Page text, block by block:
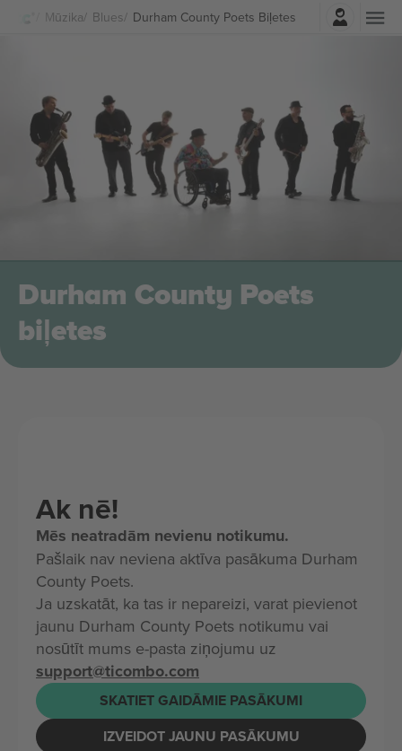
Mūzika Blues Durham County Poets Biļetes
Pierakstīties
Durham County Poets
biļetes
Ak nē!
Mēs neatradām nevienu notikumu.
Pašlaik nav neviena aktīva pasākuma Durham
County Poets.
Ja uzskatāt, ka tas ir nepareizi, varat pievienot
jaunu Durham County Poets notikumu vai
nosūtīt mums e-pasta ziņojumu uz
support@ticombo.com
SKATIET GAIDĀMIE PASĀKUMI
IZVEIDOT JAUNU PASĀKUMU